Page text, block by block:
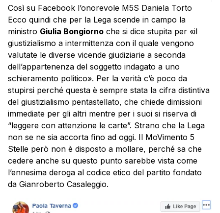
Così su Facebook l’onorevole M5S Daniela Torto
Ecco quindi che per la Lega scende in campo la
ministro Giulia Bongiorno che si dice stupita per «il
giustizialismo a intermittenza con il quale vengono
valutate le diverse vicende giudiziarie a seconda
dell’appartenenza del soggetto indagato a uno
schieramento politico». Per la verità c’è poco da
stupirsi perché questa è sempre stata la cifra distintiva
del giustizialismo pentastellato, che chiede dimissioni
immediate per gli altri mentre per i suoi si riserva di
“leggere con attenzione le carte”. Strano che la Lega
non se ne sia accorta fino ad oggi. Il MoVimento 5
Stelle però non è disposto a mollare, perché sa che
cedere anche su questo punto sarebbe vista come
l’ennesima deroga al codice etico del partito fondato
da Gianroberto Casaleggio.